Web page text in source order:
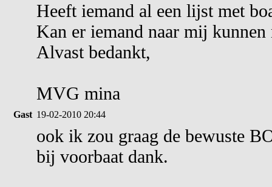
Heeft iemand al een lijst met
Kan er iemand naar mij kunnen
Alvast bedankt,
MVG mina
Gast 19-02-2010 20:44
ook ik zou graag de bewuste
bij voorbaat dank.